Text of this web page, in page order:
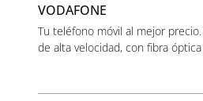
VODAFONE
Tu teléfono móvil al mejor
de alta velocidad, con fibra